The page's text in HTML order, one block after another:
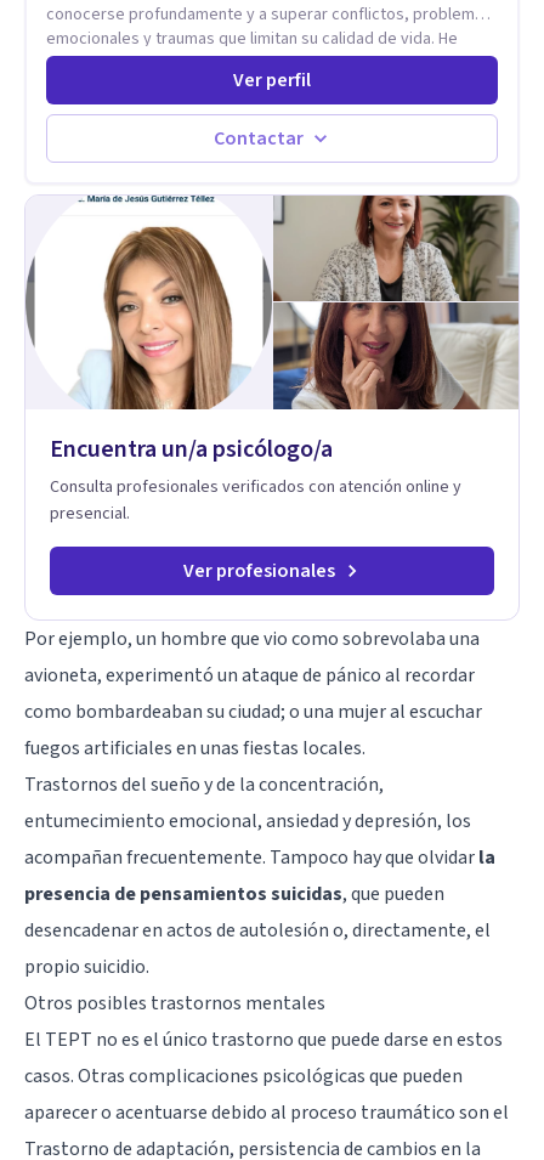
conocerse profundamente y a superar conflictos, problemas
emocionales y traumas que limitan su calidad de vida. He
trabajado en reconocidas instituciones como el Hospital
Psiquiátrico San Rafael, Instituto Psiquiátrico MENDAO, San
Bernardino, Hospital Psiquiátrico Infantil y el Centro de
Integración Juvenil. Además, tuve el privilegio de colaborar
en comunidades como Olivar del Conde y Xochimilco, lo que
Ver perfil
Contactar
Encuentra un/a psicólogo/a
Consulta profesionales verificados con atención online y
presencial.
Ver profesionales
Por ejemplo, un hombre que vio como sobrevolaba una
avioneta, experimentó un ataque de pánico al recordar
como bombardeaban su ciudad; o una mujer al escuchar
fuegos artificiales en unas fiestas locales.
Trastornos del sueño y de la concentración,
entumecimiento emocional, ansiedad y depresión, los
acompañan frecuentemente. Tampoco hay que olvidarla
presencia de pensamientos suicidas, que pueden
desencadenar en actos de autolesión o, directamente, el
propio suicidio.
Otros posibles trastornos mentales
El TEPT no es el único trastorno que puede darse en estos
casos. Otras complicaciones psicológicas que pueden
aparecer o acentuarse debido al proceso traumático son el
Trastorno de adaptación, persistencia de cambios en la